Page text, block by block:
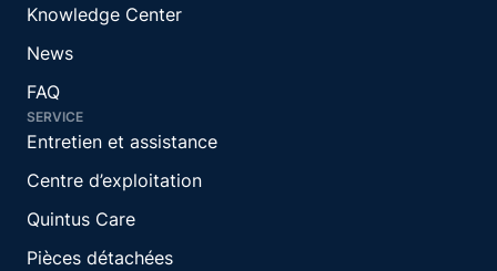
Knowledge Center
News
FAQ
SERVICE
Entretien et assistance
Centre d’exploitation
Quintus Care
Pièces détachées